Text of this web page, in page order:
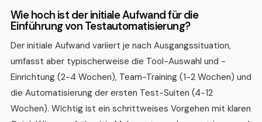
Wie hoch ist der initiale Aufwand für die
Einführung von Testautomatisierung?
Der initiale Aufwand variiert je nach Ausgangssituation,
umfasst aber typischerweise die Tool-Auswahl und -
Einrichtung (2-4 Wochen), Team-Training (1-2 Wochen) und
die Automatisierung der ersten Test-Suiten (4-12
Wochen). Wichtig ist ein schrittweises Vorgehen mit klaren